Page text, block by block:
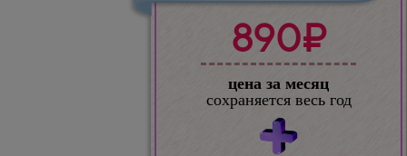
890₽
цена за месяц
сохраняется весь год